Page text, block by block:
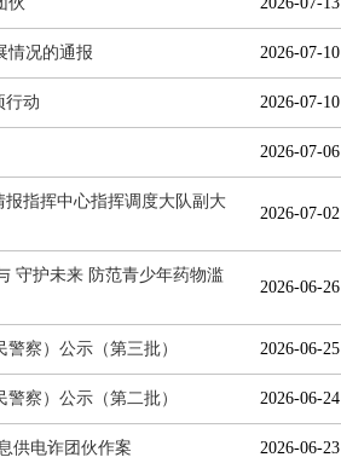
情况的通报 2026-07-10
行动 2026-07-10
2026-07-06
指挥中心指挥调度大队副大
2026-07-02
守护未来 防范青少年药物滥
2026-06-26
察）公示（第三批） 2026-06-25
察）公示（第二批） 2026-06-24
供电诈团伙作案 2026-06-23